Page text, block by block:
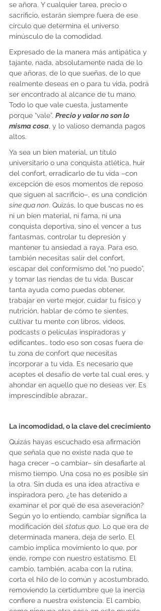
se añora. Y cualquier tarea, precio o
sacrificio, estarán siempre fuera de ese
círculo que determina el universo
minúsculo de la comodidad.
Expresado de la manera más antipática y
tajante, nada, absolutamente nada de lo
que añoras, de lo que sueñas, de lo que
realmente deseas en o para tu vida, podrá
ser encontrado al alcance de tu mano.
Todo lo que vale cuesta, justamente
porque “vale”. Precio y valor no son lo
misma cosa, y lo valioso demanda pagos
altos.
Ya sea un bien material, un título
universitario o una conquista atlética, huir
del confort, erradicarlo de tu vida –con
excepción de esos momentos de reposo
que siguen al sacrificio–, es una condición
sine qua non. Quizás, lo que buscas no es
ni un bien material, ni fama, ni una
conquista deportiva, sino el vencer a tus
fantasmas, controlar tu depresión y
mantener tu ansiedad a raya. Para eso,
también necesitas salir del confort,
escapar del conformismo del “no puedo”,
y tomar las riendas de tu vida. Buscar
tanta ayuda como puedas obtener,
trabajar en verte mejor, cuidar tu físico y
nutrición, hablar de cómo te sientes,
cultivar tu mente con libros, videos,
podcasts o películas inspiradoras y
edificantes… todo eso son cosas fuera de
tu zona de confort que necesitas
incorporar a tu vida. Es necesario que
aceptes el desafío de verte tal cual eres, y
ahondar en aquello que no deseas ver. Es
imprescindible abrazar…
La incomodidad, o la clave del crecimiento
Quizás hayas escuchado esa afirmación
que señala que no existe nada que te
haga crecer –o cambiar– sin desafiarte al
mismo tiempo. Una cosa no es posible sin
la otra. Sin duda es una idea atractiva e
inspiradora pero, ¿te has detenido a
examinar el por qué de esa aseveración?
Según yo lo entiendo, cambiar significa la
modificación del status quo. Lo que era de
determinada manera, deja de serlo. El
cambio implica movimiento lo que, por
ende, rompe con nuestro estatismo. El
cambio, también, acaba con la rutina,
corta el hilo de lo común y acostumbrado,
removiendo la certidumbre que la inercia
confiere a nuestra existencia. El cambio,